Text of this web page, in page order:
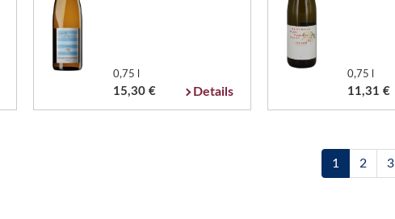
0,75 l
15,30 € Details
0,75 l
11,31 €
1 2 3